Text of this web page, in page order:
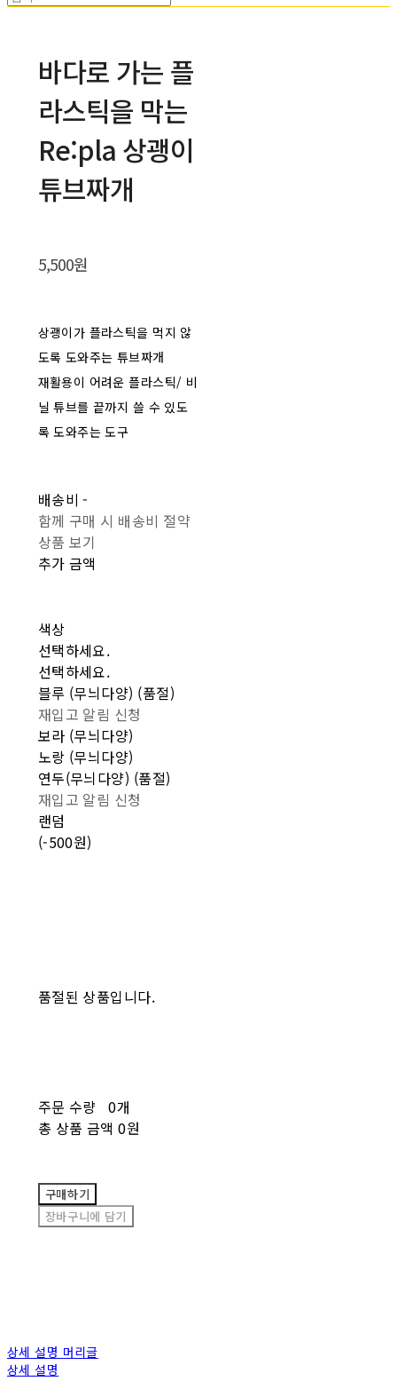
바다로 가는 플
라스틱을 막는
Re:pla 상괭이
튜브짜개
5,500원
상괭이가 플라스틱을 먹지 않
도록 도와주는 튜브짜개
재활용이 어려운 플라스틱/ 비
닐 튜브를 끝까지 쓸 수 있도
록 도와주는 도구
배송비-
함께 구매 시 배송비 절약
상품 보기
추가 금액
색상
선택하세요.
선택하세요.
블루 (무늬다양) (품절)
재입고 알림 신청
보라 (무늬다양)
노랑 (무늬다양)
연두(무늬다양) (품절)
재입고 알림 신청
랜덤
(-500원)
품절된 상품입니다.
주문 수량
0개
총 상품 금액 0원
구매하기
장바구니에 담기
상세 설명 머리글
상세 설명